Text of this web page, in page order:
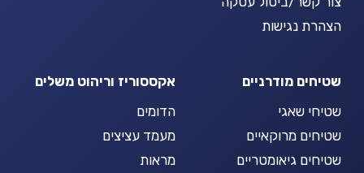
הצהרת נגישות
שטיחים מודרניים
שטיחי שאגי
שטיחים מרוקאיים
שטיחים גיאומטריים
אקססוריז וריהוט משלים
הדומים
מעמד עציצים
מראות